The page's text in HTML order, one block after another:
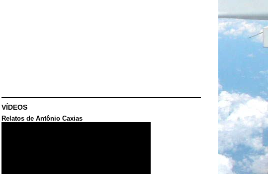
VÍDEOS
Relatos de Antônio Caxias